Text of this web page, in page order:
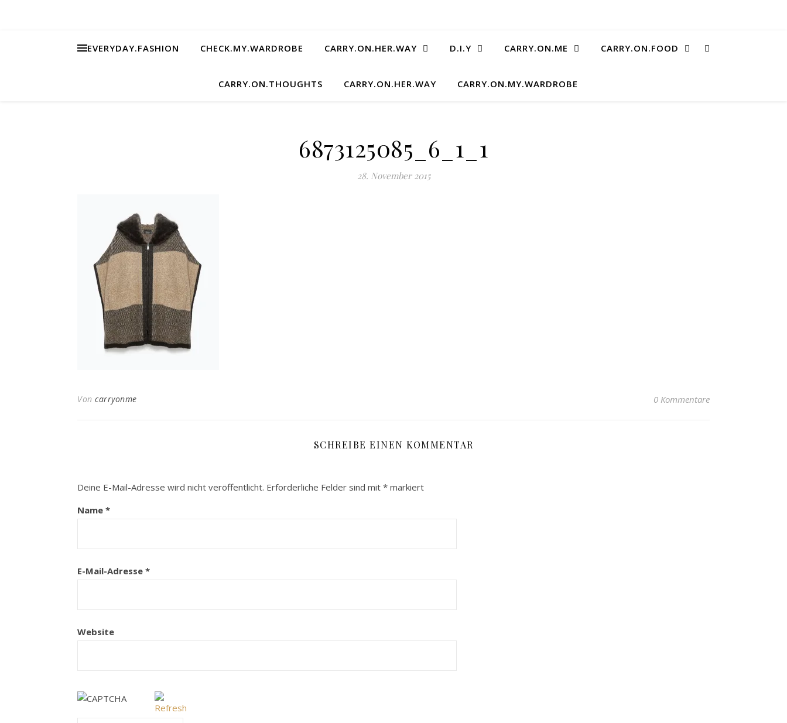
EVERYDAY.FASHION CHECK.MY.WARDROBE CARRY.ON.HER.WAY D.I.Y CARRY.ON.ME CARRY.ON.FOOD
CARRY.ON.THOUGHTS CARRY.ON.HER.WAY CARRY.ON.MY.WARDROBE
6873125085_6_1_1
28. November 2015
Von carryonme 0 Kommentare
SCHREIBE EINEN KOMMENTAR
Deine E-Mail-Adresse wird nicht veröffentlicht. Erforderliche Felder sind mit * markiert
Name *
E-Mail-Adresse *
Website